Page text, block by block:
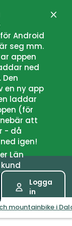
Android
seg mm.
appen
ned
en ny app
laddar
(för
att
- då
igen!
Län
kund
Logga
in
mountainbike i